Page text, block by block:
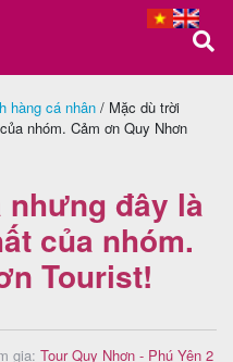
hàng cá nhân / Mặc dù trời
nhóm. Cảm ơn Quy Nhơn
đây là
của nhóm.
Tourist!
gia: Tour Quy Nhơn - Phú Yên 2